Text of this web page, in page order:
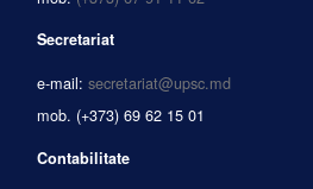
Secretariat
e-mail: secretariat@upsc.md
mob. (+373) 69 62 15 01
Contabilitate